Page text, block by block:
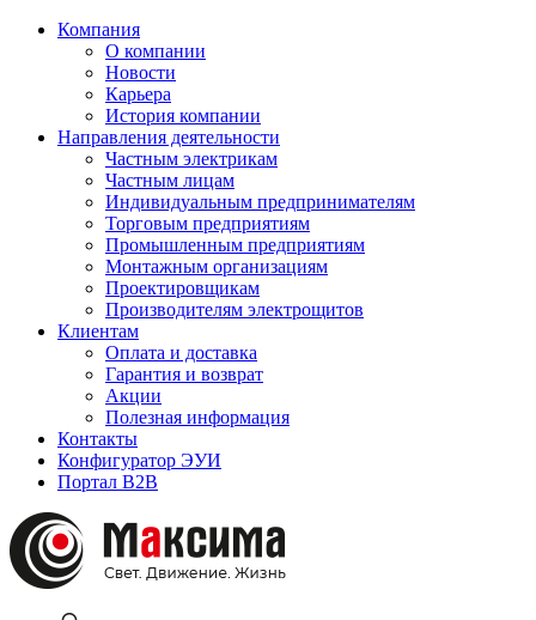
Компания
О компании
Новости
Карьера
История компании
Направления деятельности
Частным электрикам
Частным лицам
Индивидуальным предпринимателям
Торговым предприятиям
Промышленным предприятиям
Монтажным организациям
Проектировщикам
Производителям электрощитов
Клиентам
Оплата и доставка
Гарантия и возврат
Акции
Полезная информация
Контакты
Конфигуратор ЭУИ
Портал B2B